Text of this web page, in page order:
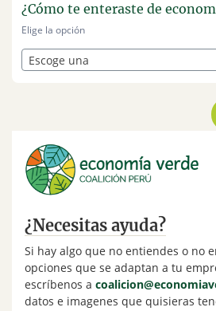
¿Cómo te enteraste de
Elige la opción
Escoge una
¿Necesitas ayuda?
Si hay algo que no entiendes o no
opciones que se adaptan a tu
escríbenos a
datos e imagenes que quisieras